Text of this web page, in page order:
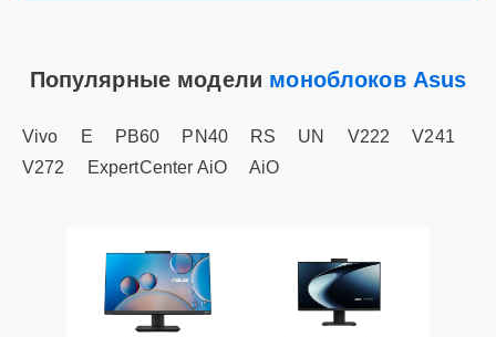
Популярные модели моноблоков Asus
Vivo E PB60 PN40 RS UN V222
V241
V272
ExpertCenter AiO AiO